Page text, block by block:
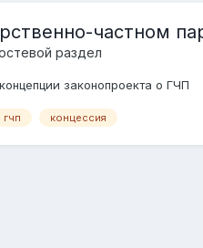
частном
раздел
законопроекта о ГЧП
гчп концессия